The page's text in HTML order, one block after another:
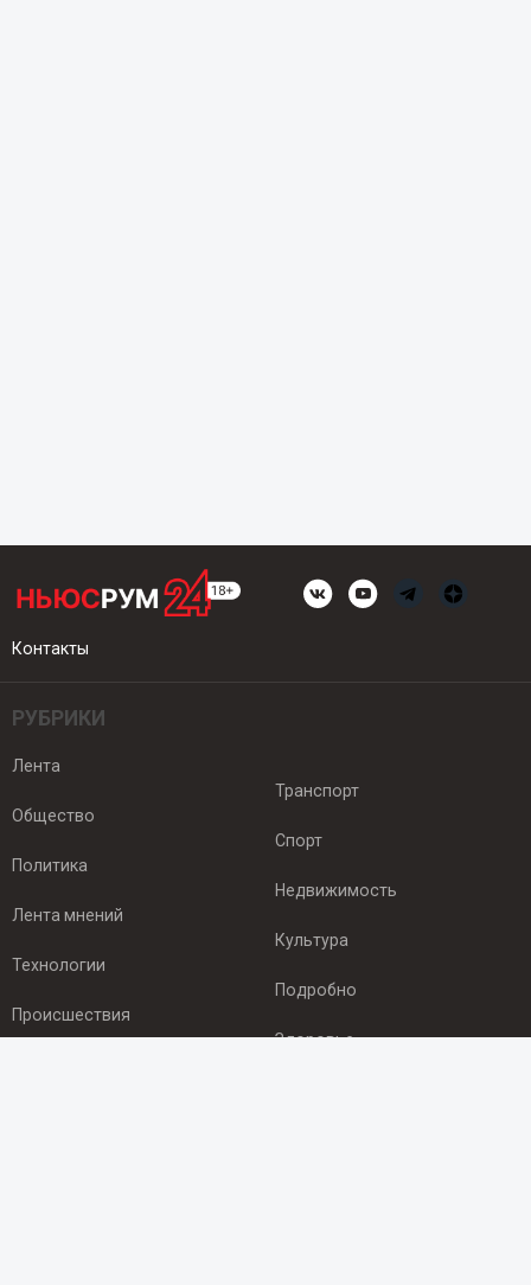
Контакты
РУБРИКИ
Лента
Общество
Политика
Лента мнений
Технологии
Происшествия
Транспорт
Спорт
Недвижимость
Культура
Подробно
Здоровье